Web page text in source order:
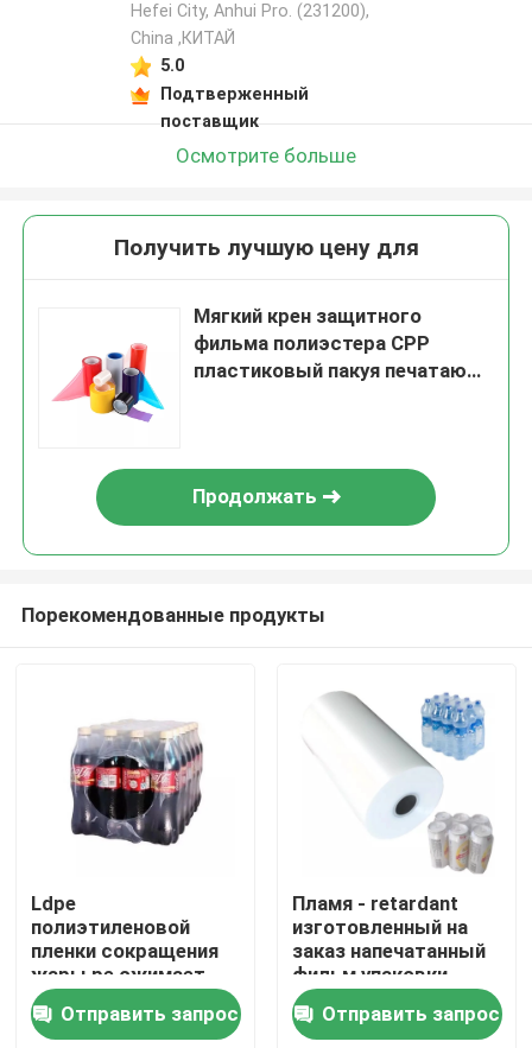
Дом
Продукты
О нас
Hefei City, Anhui Pro. (231200),
China ,КИТАЙ
5.0
Подтверженный
поставщик
Осмотрите больше
Получить лучшую цену для
Мягкий крен защитного
фильма полиэстера CPP
пластиковый пакуя печатающ
Продолжать
Порекомендованные продукты
Ldpe
полиэтиленовой
пленки сокращения
жары pe сжимает
пользу фильма
создания
Отправить запрос
Пламя - retardant
изготовленный на
заказ напечатанный
фильм упаковки
сокращения pe
сокращение жары
Отправить запрос